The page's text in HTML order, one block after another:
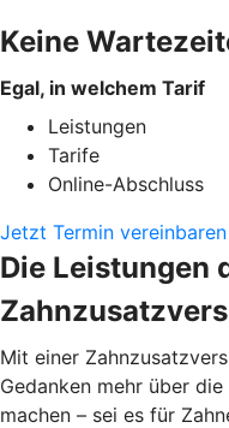
Keine
Egal, in welchem Tarif
Leistungen
Tarife
Online-Abschluss
Jetzt Termin vereinbaren
Die Leistungen
Mit einer
Gedanken mehr über
machen – sei es für